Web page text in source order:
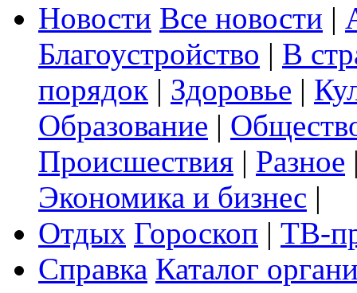
Новости Все новости |
Благоустройство | В
порядок | Здоровье |
Образование |
Происшествия | Разное
Экономика и бизнес |
Отдых Гороскоп | ТВ-
Справка Каталог